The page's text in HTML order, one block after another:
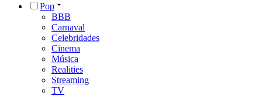
Pop
BBB
Carnaval
Celebridades
Cinema
Música
Realities
Streaming
TV